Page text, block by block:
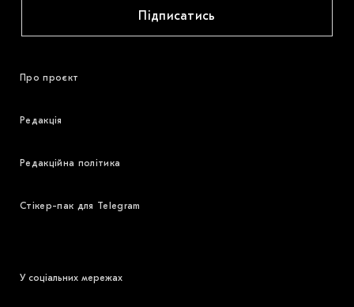
Підписатись
Про проєкт
Редакція
Редакційна політика
Стікер-пак для Telegram
У соціальних мережах